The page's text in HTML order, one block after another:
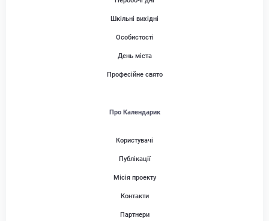
Шкільні вихідні
Особистості
День міста
Професійне свято
Про Календарик
Користувачі
Публікації
Місія проекту
Контакти
Партнери